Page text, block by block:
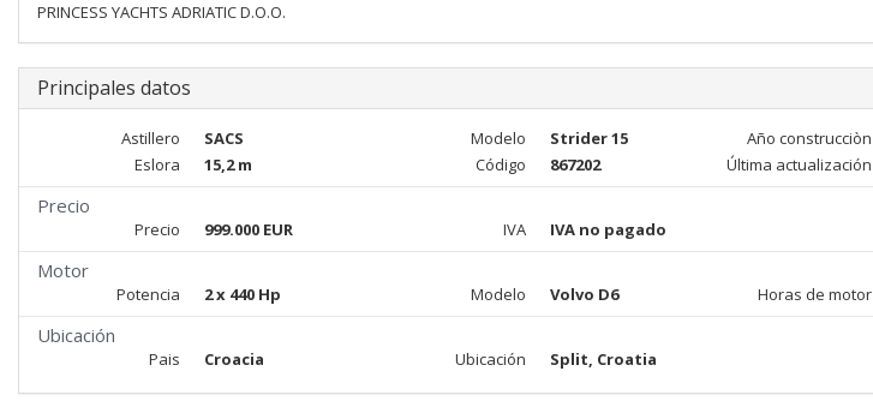
PRINCESS YACHTS ADRIATIC D.O.O.
Principales datos
Astillero SACS Modelo Strider 15 Año construcciòn
Eslora
15,2 m Código 867202 Última actualización
Precio
Precio 999.000 EUR IVA IVA no pagado
Motor
Potencia 2 x 440 Hp Modelo Volvo D6 Horas de motor
Ubicación
Pais Croacia Ubicación Split, Croatia